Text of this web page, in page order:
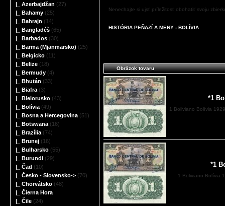
|_ Azerbajdžan (27)
|_ Bahamy (25)
|_ Bahrajn (14)
|_ Bangladéš (65)
|_ Barbados (30)
|_ Barma (Mjanmarsko) (25)
|_ Belgicko (11)
|_ Belize (18)
|_ Bermudy (4)
|_ Bhután (33)
|_ Biafra (3)
|_ Bielorusko (43)
|_ Bolívia (49)
|_ Bosna a Hercegovina (51)
|_ Botswana (16)
|_ Brazília (74)
|_ Brunej (16)
|_ Bulharsko (55)
|_ Burundi (29)
|_ Čad (10)
|_ Česko - Slovensko-> (70)
|_ Chorvátsko (48)
|_ Čierna Hora
|_ Čile (24)
Nenechajte si ujsť príležitosť obohatiť svoju
HISTÓRIA PEŇAZÍ A MENY - BOLÍVIA
Obrázok tovaru
*1
1 Boliviano Bolívia
*1
1 Boliviano Bolívia